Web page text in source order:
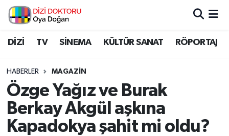
DİZİ TV SİNEMA KÜLTÜR SANAT RÖPORTAJ
HABERLER MAGAZİN
Özge Yağız ve Burak
Berkay Akgül aşkına
Kapadokya şahit mi oldu?
İstanbul Nöbetçi Eczaneler
İstanbul Namaz Vakitleri
İstanbul Trafik Yoğunluk Haritası